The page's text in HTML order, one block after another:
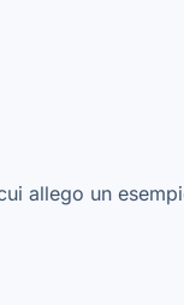
allego un